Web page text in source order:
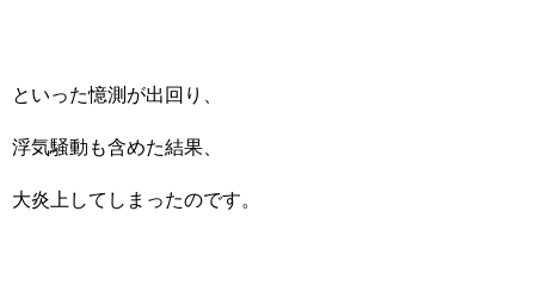
といった憶測が出回り、
浮気騒動も含めた結果、
大炎上してしまったのです。